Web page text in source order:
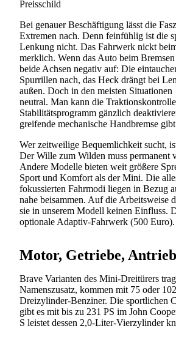
Preisschild
Bei genauer Beschäftigung lässt die
Extremen nach. Denn feinfühlig ist die
Lenkung nicht. Das Fahrwerk nickt
merklich. Wenn das Auto beim
beide Achsen negativ auf: Die
Spurrillen nach, das Heck drängt bei
außen. Doch in den meisten
neutral. Man kann die
Stabilitätsprogramm gänzlich
greifende mechanische Handbremse
Wer zeitweilige Bequemlichkeit sucht,
Der Wille zum Wilden muss permanent
Andere Modelle bieten weit größere
Sport und Komfort als der Mini. Die
fokussierten Fahrmodi liegen in Bezug
nahe beisammen. Auf die Arbeitsweise
sie in unserem Modell keinen Einfluss.
optionale Adaptiv-Fahrwerk (500 Euro).
Motor, Getriebe, Antrieb
Brave Varianten des Mini-Dreitürers
Namenszusatz, kommen mit 75 oder
Dreizylinder-Benziner. Die sportlichen
gibt es mit bis zu 231 PS im John
S leistet dessen 2,0-Liter-Vierzylinder